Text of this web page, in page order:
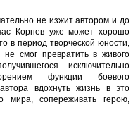
не изжит автором и до
Корнев уже может хорошо
в период творческой юности,
смог превратить в живого
исключительно
функции боевого
вдохнуть жизнь в это
мира, сопереживать герою,